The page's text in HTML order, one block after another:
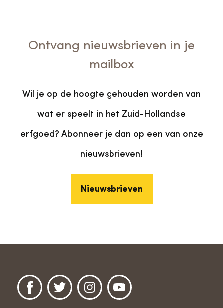
Ontvang nieuwsbrieven in je
mailbox
Wil je op de hoogte gehouden worden van
wat er speelt in het Zuid-Hollandse
erfgoed? Abonneer je dan op een van onze
nieuwsbrieven!
Nieuwsbrieven